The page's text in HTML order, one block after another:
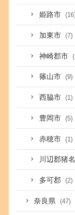
姫路市
加東市 (7)
神崎郡市
篠山市 (9)
西脇市 (1)
豊岡市 (5)
赤穂市 (1)
川辺郡猪
多可郡 (2)
奈良県 (47)